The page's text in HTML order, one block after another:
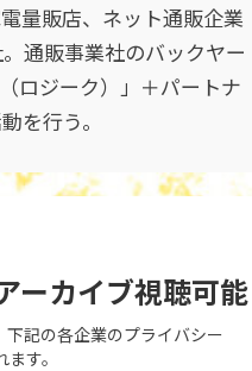
量販店、ネット通販企業
通販事業社のバックヤー
ロジーク）」＋パートナ
を行う。
ーカイブ視聴可能
記の各企業のプライバシー
す。